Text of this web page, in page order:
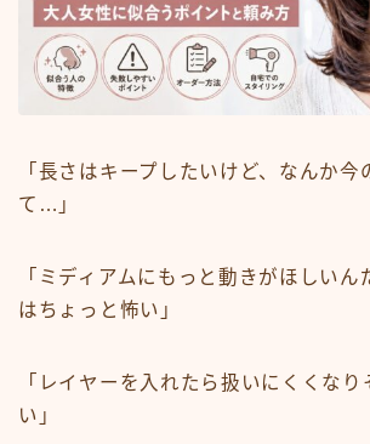
ショート
ボブ
ミディアム
悩みから探す
抜け毛 薄毛
「長さはキープしたいけど、なんか今
て…」
「ミディアムにもっと動きがほしいん
はちょっと怖い」
「レイヤーを入れたら扱いにくくな
い」